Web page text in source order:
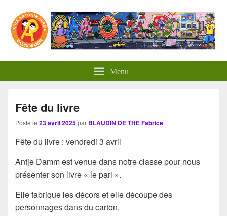
Menu
Fête du livre
Posté le 23 avril 2025par BLAUDIN DE THE Fabrice
Fête du livre : vendredi 3 avril
Antje Damm est venue dans notre classe pour nous
présenter son livre « le pari ».
Elle fabrique les décors et elle découpe des
personnages dans du carton.